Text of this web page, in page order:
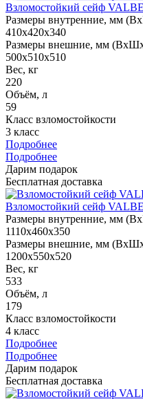
Взломостойкий сейф
Размеры внутренние, мм
410x420x340
Размеры внешние, мм
500x510x510
Вес, кг
220
Объём, л
59
Класс взломостойкости
3 класс
Подробнее
Подробнее
Дарим подарок
Бесплатная доставка
Взломостойкий сейф
Размеры внутренние, мм
1110x460x350
Размеры внешние, мм
1200x550x520
Вес, кг
533
Объём, л
179
Класс взломостойкости
4 класс
Подробнее
Подробнее
Дарим подарок
Бесплатная доставка